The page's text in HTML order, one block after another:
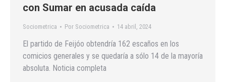
con Sumar en acusada caída
Sociometrica Por Sociometrica 14 abril, 2024
El partido de Feijóo obtendría 162 escaños en los
comicios generales y se quedaría a sólo 14 de la mayoría
absoluta. Noticia completa